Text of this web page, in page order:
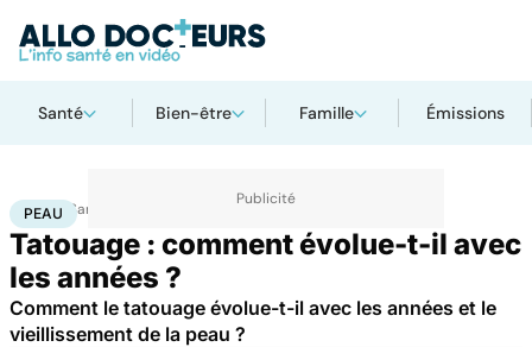
Santé Bien-être Famille Émissions
Accueil Santé
PEAU
Tatouage : comment évolue-t-il avec
les années ?
Comment le tatouage évolue-t-il avec les années et le
vieillissement de la peau ?